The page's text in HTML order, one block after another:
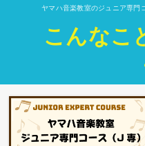
ヤマハ音楽教室のジュニア専門
こんなこ